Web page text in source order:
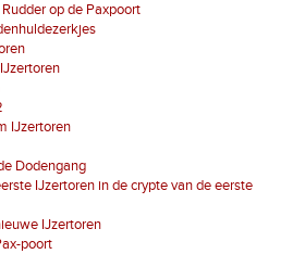
op de Paxpoort
IJzertoren
Dodengang
IJzertoren in de crypte van de eerste
IJzertoren
poort